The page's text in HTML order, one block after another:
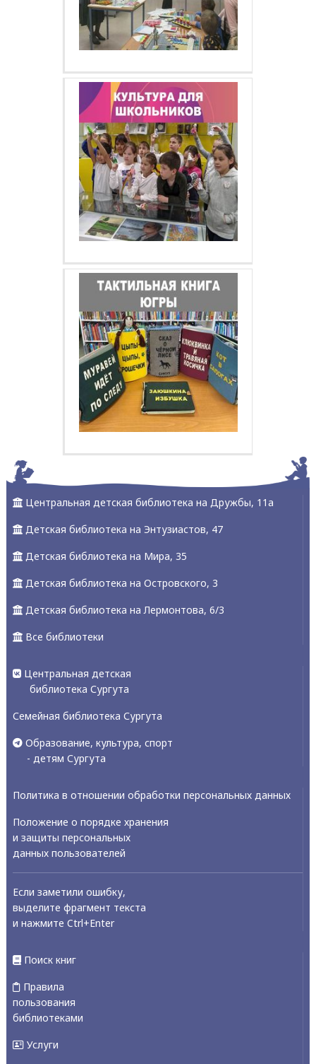
Центральная детская библиотека на Дружбы, 11а
Детская библиотека на Энтузиастов, 47
Детская библиотека на Мира, 35
Детская библиотека на Островского, 3
Детская библиотека на Лермонтова, 6/3
Все библиотеки
Центральная детская
библиотека Сургута
Семейная библиотека Сургута
Образование, культура, спорт
- детям Сургута
Политика в отношении обработки персональных данных
Положение о порядке хранения
и защиты персональных
данных пользователей
Если заметили ошибку,
выделите фрагмент текста
и нажмите Ctrl+Enter
Поиск книг
Правила
пользования
библиотеками
Услуги